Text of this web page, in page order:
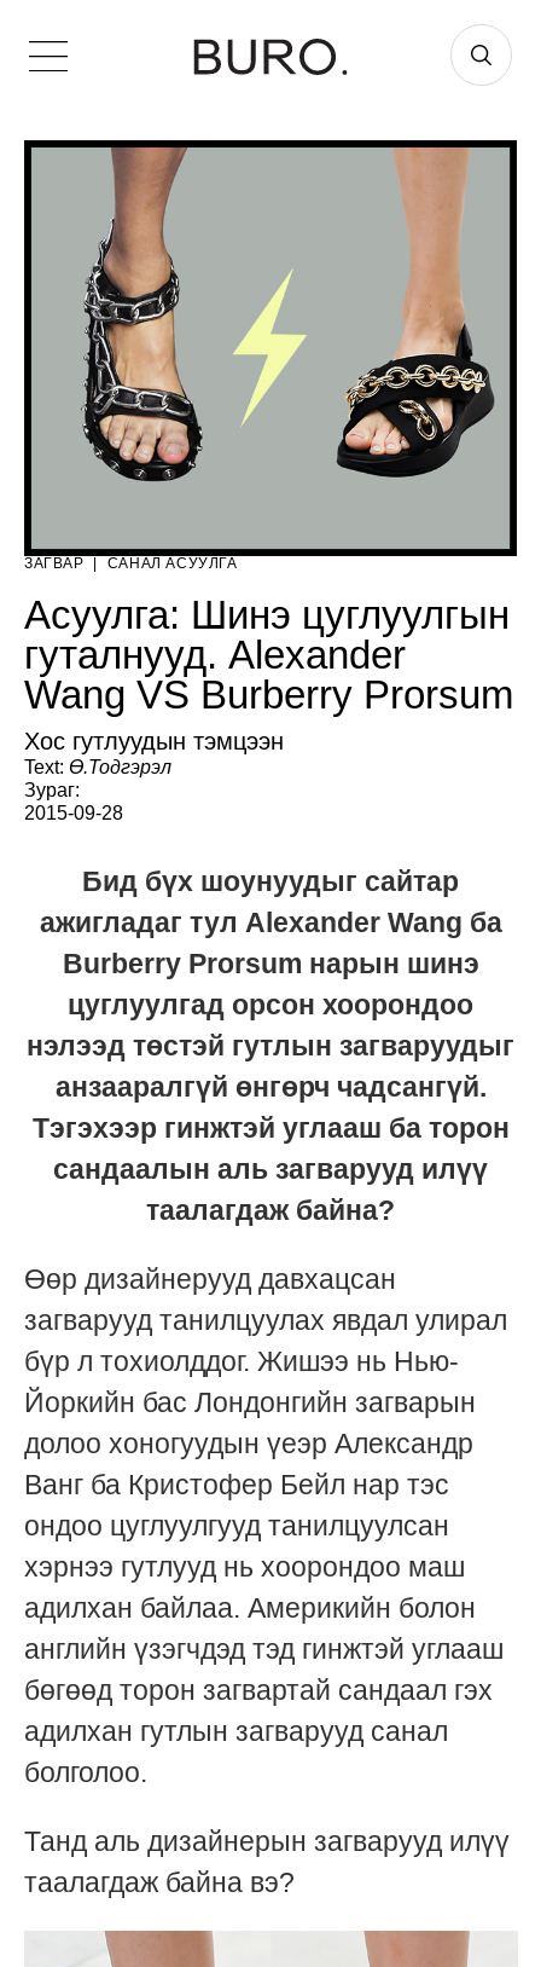
ЗАГВАР | САНАЛ АСУУЛГА
Асуулга: Шинэ цуглуулгын
гуталнууд. Alexander
Wang VS Burberry Prorsum
Хос гутлуудын тэмцээн
Text: Ө.Тодгэрэл
Зураг:
2015-09-28
Бид бүх шоунуудыг сайтар
ажигладаг тул Alexander Wang ба
Burberry Prorsum нарын шинэ
цуглуулгад орсон хоорондоо
нэлээд төстэй гутлын загваруудыг
анзааралгүй өнгөрч чадсангүй.
Тэгэхээр гинжтэй углааш ба торон
сандаалын аль загварууд илүү
таалагдаж байна?
Өөр дизайнерууд давхацсан
загварууд танилцуулах явдал улирал
бүр л тохиолддог. Жишээ нь Нью-
Йоркийн бас Лондонгийн загварын
долоо хоногуудын үеэр Александр
Ванг ба Кристофер Бейл нар тэс
ондоо цуглуулгууд танилцуулсан
хэрнээ гутлууд нь хоорондоо маш
адилхан байлаа. Америкийн болон
английн үзэгчдэд тэд гинжтэй углааш
бөгөөд торон загвартай сандаал гэх
адилхан гутлын загварууд санал
болголоо.
Танд аль дизайнерын загварууд илүү
таалагдаж байна вэ?